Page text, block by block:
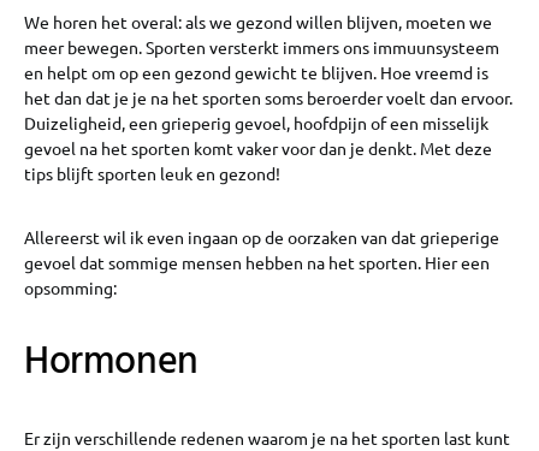
We horen het overal: als we gezond willen blijven, moeten we
meer bewegen. Sporten versterkt immers ons immuunsysteem
en helpt om op een gezond gewicht te blijven. Hoe vreemd is
het dan dat je je na het sporten soms beroerder voelt dan ervoor.
Duizeligheid, een grieperig gevoel, hoofdpijn of een misselijk
gevoel na het sporten komt vaker voor dan je denkt. Met deze
tips blijft sporten leuk en gezond!
Allereerst wil ik even ingaan op de oorzaken van dat grieperige
gevoel dat sommige mensen hebben na het sporten. Hier een
opsomming:
Hormonen
Er zijn verschillende redenen waarom je na het sporten last kunt